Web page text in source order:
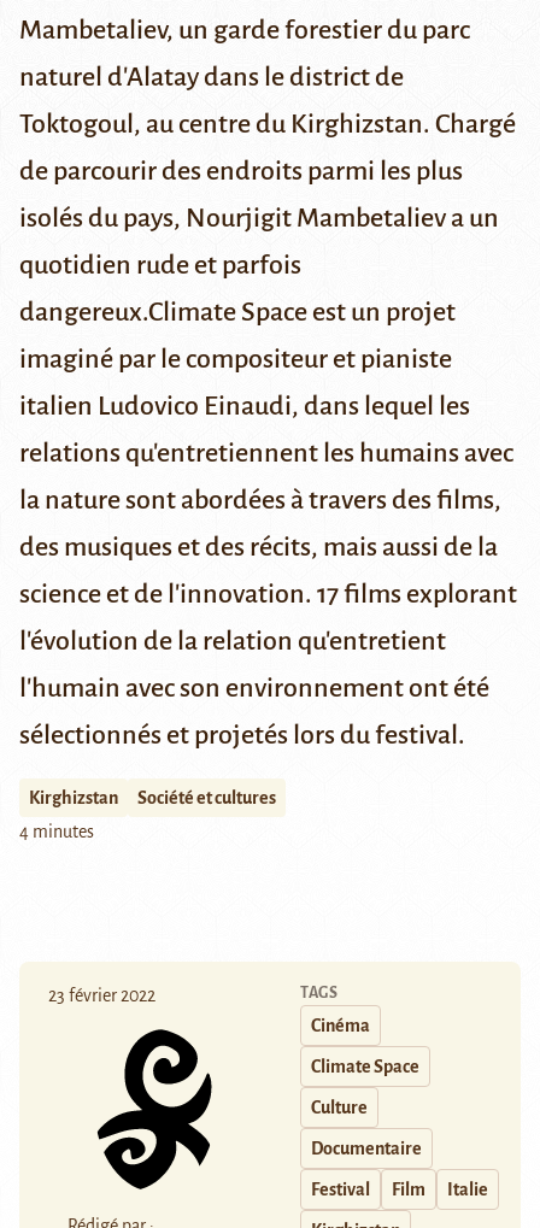
Mambetaliev, un garde forestier du parc
naturel d'Alataydans le district de
Toktogoul, au centre du Kirghizstan. Chargé
de parcourir des endroits parmi les plus
isolés du pays, Nourjigit Mambetaliev a un
quotidien rude et parfois
dangereux.Climate Space est un projet
imaginé par le compositeur et pianiste
italien Ludovico Einaudi, dans lequel les
relations qu'entretiennent les humains avec
la nature sont abordées à travers des films,
des musiques et des récits, mais aussi de la
science et de l'innovation. 17 films explorant
l'évolution de la relation qu'entretient
l'humain avec son environnement ont été
sélectionnés et projetés lors du festival.
Kirghizstan
Société et cultures
4 minutes
23 février 2022 TAGS
Cinéma
Climate Space
Culture
Documentaire
Festival Film Italie